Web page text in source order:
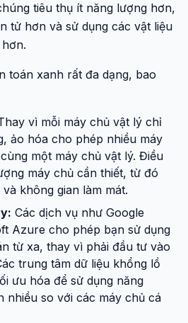
tiêu thụ ít năng lượng hơn,
tử hơn và sử dụng các vật liệu
toán xanh rất đa dạng, bao
vì mỗi máy chủ vật lý chỉ
ảo hóa cho phép nhiều máy
một máy chủ vật lý. Điều
máy chủ cần thiết, từ đó
không gian làm mát.
Các dịch vụ như Google
Azure cho phép bạn sử dụng
từ xa, thay vì phải đầu tư vào
trung tâm dữ liệu khổng lồ
ưu hóa để sử dụng năng
nhiều so với các máy chủ cá